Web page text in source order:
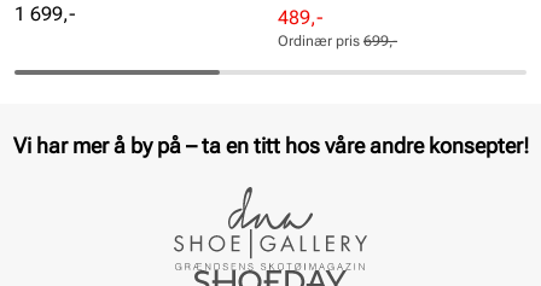
Pris
1 699,-
Rabattert
pris
Pris
489,-
Ordinær
pris
Pris
Ordinær pris 699,-
Vi har mer å by på – ta en titt hos våre andre konsepter!